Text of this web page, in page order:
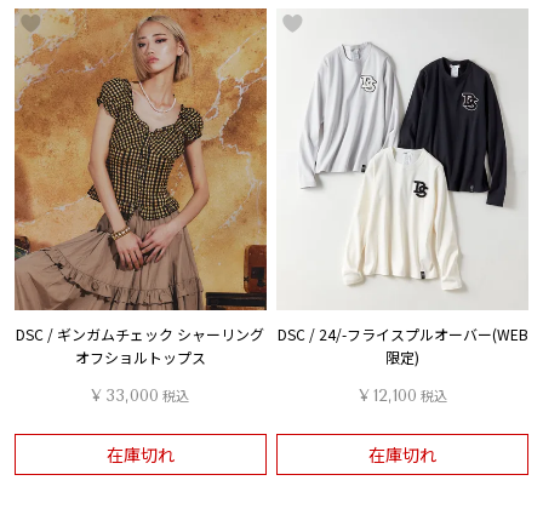
DSC / ギンガムチェック シャーリング
オフショルトップス
¥ 33,000 税込
在庫切れ
DSC / 24/-フライスプルオーバー(WEB
限定)
¥ 12,100 税込
在庫切れ